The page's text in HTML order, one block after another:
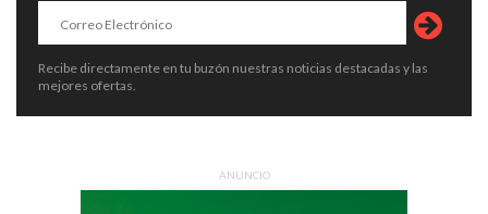
Recibe directamente en tu buzón nuestras noticias destacadas y las
mejores ofertas.
ANUNCIO